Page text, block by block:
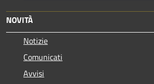
NOVITÀ
Notizie
Comunicati
Avvisi